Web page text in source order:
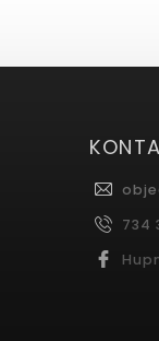
734